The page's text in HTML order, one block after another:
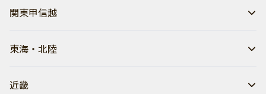
関東甲信越
東海・北陸
近畿